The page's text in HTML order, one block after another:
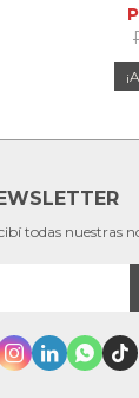
todas nuestras
   